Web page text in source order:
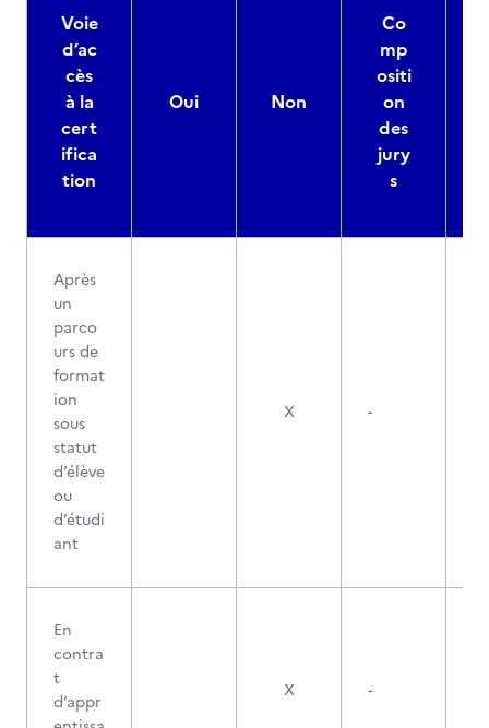
Voie
d’ac
cès
à la
cert
ifica
tion
Oui Non
Co
mp
ositi
on
des
jury
s
Après
un
parco
urs de
format
ion
sous
statut
d’élève
ou
d’étudi
ant
X -
En
contra
t
d’appr
X -